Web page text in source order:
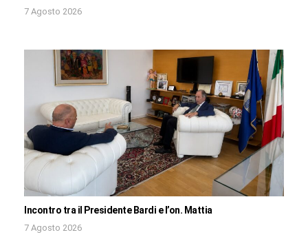
7 Agosto 2026
Incontro tra il Presidente Bardi e l’on. Mattia
7 Agosto 2026